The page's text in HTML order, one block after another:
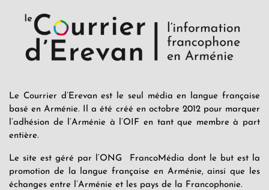
Le Courrier d’Erevan est le seul média en langue française
basé en Arménie. Il a été créé en octobre 2012 pour marquer
l’adhésion de l’Arménie à l’OIF en tant que membre à part
entière.
Le site est géré par l’ONG FrancoMédia dont le but est la
promotion de la langue française en Arménie, ainsi que les
échanges entre l’Arménie et les pays de la Francophonie.